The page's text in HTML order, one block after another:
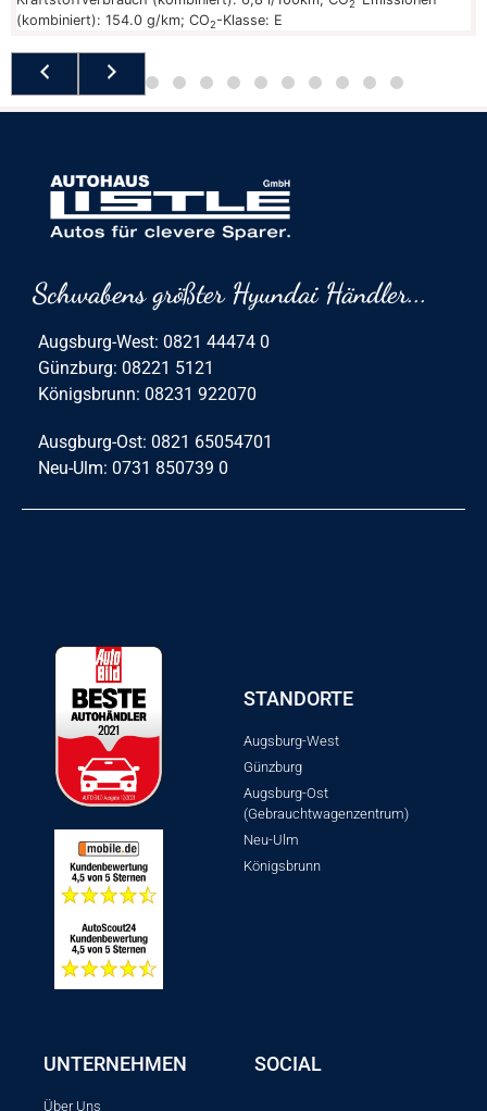
2
(kombiniert): 154.0 g/km; CO2-Klasse: E
Schwabens größter Hyundai Händler...
Augsburg-West: 0821 44474 0
Günzburg: 08221 5121
Königsbrunn: 08231 922070
Ausgburg-Ost: 0821 65054701
Neu-Ulm: 0731 850739 0
STANDORTE
Augsburg-West
Günzburg
Augsburg-Ost
(Gebrauchtwagenzentrum)
Neu-Ulm
Königsbrunn
UNTERNEHMEN
Über Uns
SOCIAL